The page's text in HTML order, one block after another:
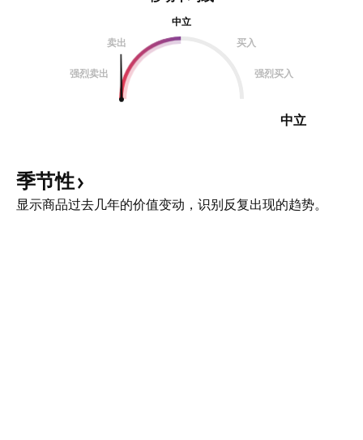
中立
卖出
买入
强烈卖出 强烈买入
中立
季节性
显示商品过去几年的价值变动，识别反复出现的趋势。